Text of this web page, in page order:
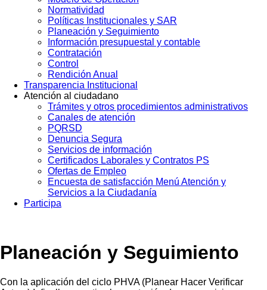
Normatividad
Políticas Institucionales y SAR
Planeación y Seguimiento
Información presupuestal y contable
Contratación
Control
Rendición Anual
Transparencia Institucional
Atención al ciudadano
Trámites y otros procedimientos administrativos
Canales de atención
PQRSD
Denuncia Segura
Servicios de información
Certificados Laborales y Contratos PS
Ofertas de Empleo
Encuesta de satisfacción Menú Atención y
Servicios a la Ciudadanía
Participa
Planeación y Seguimiento
Con la aplicación del ciclo PHVA (Planear Hacer Verificar